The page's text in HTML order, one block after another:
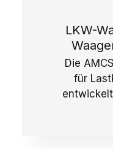
LKW-
Die
für
zu